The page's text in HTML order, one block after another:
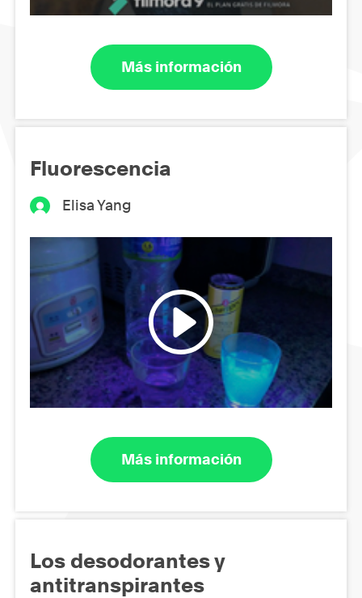
Más información
Fluorescencia
Elisa Yang
Más información
Los desodorantes y
antitranspirantes